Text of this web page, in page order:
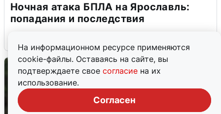
На информационном ресурсе применяются
cookie-файлы. Оставаясь на сайте, вы
подтверждаете свое согласие на их
использование.
Согласен
Ночная атака БПЛА на Ярославль:
попадания и последствия